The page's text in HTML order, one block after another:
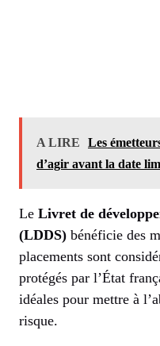
A LIRE
Les
d’agir avant la date
Le Livret de
(LDDS) bénéficie des
placements sont
protégés par l’État
idéales pour mettre à
risque.